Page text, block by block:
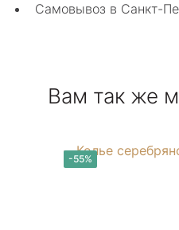
Самовывоз в Санкт-
Вам так же
-55%